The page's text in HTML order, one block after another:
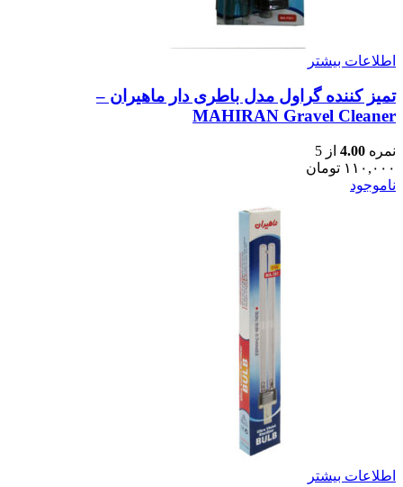
اطلاعات بیشتر
تمیز کننده گراول مدل باطری دار ماهیران –
MAHIRAN Gravel Cleaner
نمره 4.00 از 5
۱۱۰,۰۰۰ تومان
ناموجود
اطلاعات بیشتر